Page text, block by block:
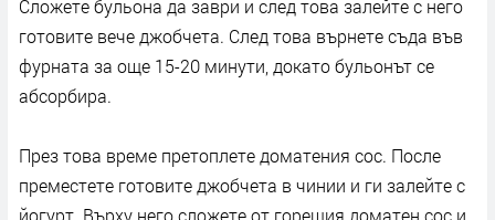
Сложете бульона да заври и след това залейте с него
готовите вече джобчета. След това върнете съда във
фурната за още 15-20 минути, докато бульонът се
абсорбира.
През това време претоплете доматения сос. После
преместете готовите джобчета в чинии и ги залейте с
йогурт. Върху него сложете от горещия доматен сос и